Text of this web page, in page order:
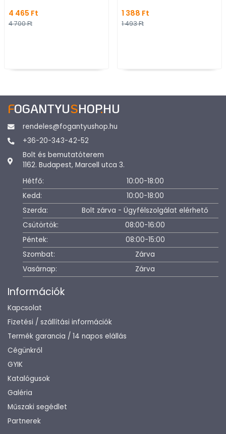
Fürdőszobai fali fogas
4 465 Ft
4 700 Ft
1 388 Ft
1 493 Ft
FOGANTYUSHOP.HU
rendeles@fogantyushop.hu
+36-20-343-42-52
Bolt és bemutatóterem
1162. Budapest, Marcell utca 3.
Hétfő:
10:00-18:00
Kedd:
10:00-18:00
Szerda:
Bolt zárva - Ügyfélszolgálat elérhető
Csütörtök:
08:00-16:00
Péntek:
08:00-15:00
Szombat:
Zárva
Vasárnap:
Zárva
Információk
Kapcsolat
Fizetési / szállítási információk
Termék garancia / 14 napos elállás
Cégünkről
GYIK
Katalógusok
Galéria
Műszaki segédlet
Partnerek